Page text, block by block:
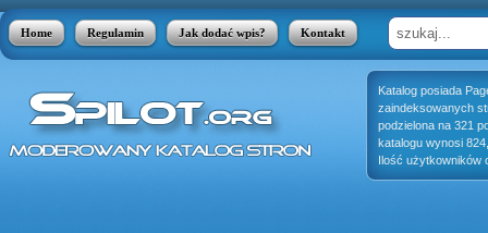
Home Regulamin Jak dodać wpis? Kontakt
Katalog posiada
zaindeksowanych
podzielona na 321
katalogu wynosi
Ilość użytkowników